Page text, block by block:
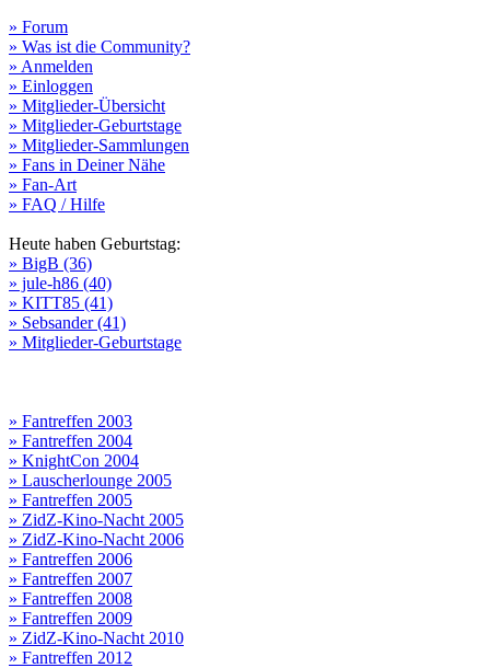
» Forum
» Was ist die Community?
» Anmelden
» Einloggen
» Mitglieder-Übersicht
» Mitglieder-Geburtstage
» Mitglieder-Sammlungen
» Fans in Deiner Nähe
» Fan-Art
» FAQ / Hilfe
Heute haben Geburtstag:
» BigB (36)
» jule-h86 (40)
» KITT85 (41)
» Sebsander (41)
» Mitglieder-Geburtstage
» Fantreffen 2003
» Fantreffen 2004
» KnightCon 2004
» Lauscherlounge 2005
» Fantreffen 2005
» ZidZ-Kino-Nacht 2005
» ZidZ-Kino-Nacht 2006
» Fantreffen 2006
» Fantreffen 2007
» Fantreffen 2008
» Fantreffen 2009
» ZidZ-Kino-Nacht 2010
» Fantreffen 2012